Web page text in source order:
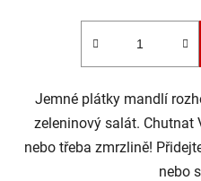
Jemné plátky mandlí
zeleninový salát. Chutnat
nebo třeba zmrzlině!
nebo